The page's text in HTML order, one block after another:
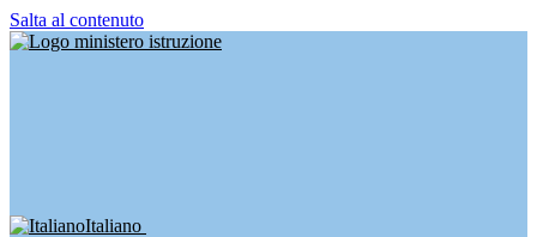
Salta al contenuto
Italiano